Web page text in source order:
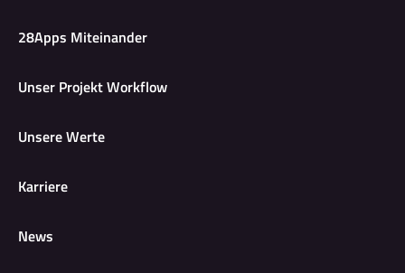
28Apps Miteinander
Unser Projekt Workflow
Unsere Werte
Karriere
News